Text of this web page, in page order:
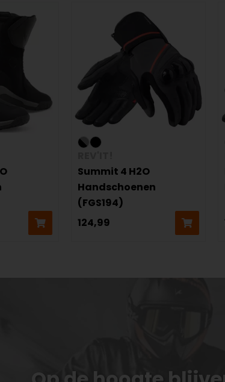
Summit 4 H2O
Handschoenen
(FGS194)
124,99